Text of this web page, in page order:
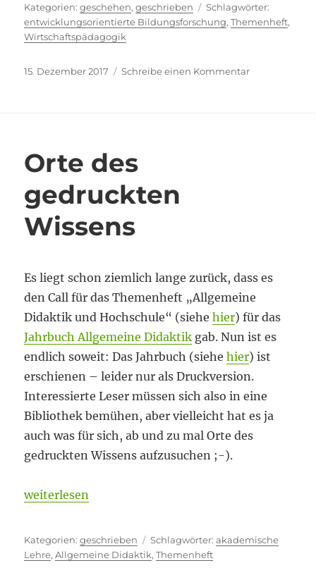
Kategorien
geschehen,geschrieben
entwicklungsorientierte Bildungsforschung,Themenheft,
Wirtschaftspädagogik
Veröffentlicht
15. Dezember 2017 Schreibe einen Kommentarzu
Orte des
gedruckten
Wissens
Es liegt schon ziemlich lange zurück, dass es
den Call für das Themenheft „Allgemeine
Didaktik und Hochschule“ (siehehier) für das
Jahrbuch Allgemeine Didaktik gab. Nun ist es
endlich soweit: Das Jahrbuch (siehehier) ist
erschienen – leider nur als Druckversion.
Interessierte Leser müssen sich also in eine
Bibliothek bemühen, aber vielleicht hat es ja
auch was für sich, ab und zu mal Orte des
gedruckten Wissens aufzusuchen ;-).
„Orte des gedruckten Wissens“
weiterlesen
Kategorien
geschrieben Schlagwörter
akademische
Lehre,Allgemeine Didaktik,Themenheft